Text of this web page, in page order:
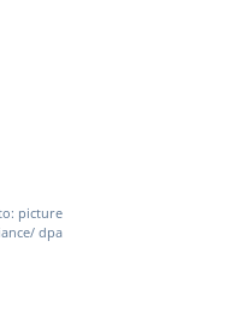
picture
dpa